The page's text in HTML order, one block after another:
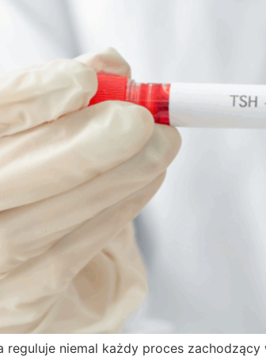
reguluje niemal każdy proces